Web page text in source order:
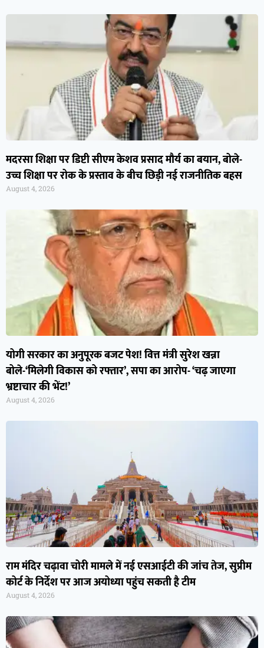
मदरसा शिक्षा पर डिप्टी सीएम केशव प्रसाद मौर्य का बयान, बोले-
उच्च शिक्षा पर रोक के प्रस्ताव के बीच छिड़ी नई राजनीतिक बहस
August 4, 2026
योगी सरकार का अनुपूरक बजट पेश! वित्त मंत्री सुरेश खन्ना
बोले-‘मिलेगी विकास को रफ्तार’, सपा का आरोप- ‘चढ़ जाएगा
भ्रष्टाचार की भेंट!’
August 4, 2026
राम मंदिर चढ़ावा चोरी मामले में नई एसआईटी की जांच तेज, सुप्रीम
कोर्ट के निर्देश पर आज अयोध्या पहुंच सकती है टीम
August 4, 2026